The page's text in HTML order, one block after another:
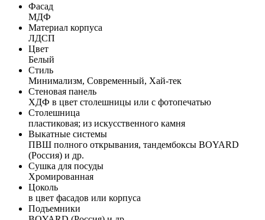
Фасад
МДФ
Материал корпуса
ЛДСП
Цвет
Белый
Стиль
Минимализм, Современный, Хай-тек
Стеновая панель
ХДФ в цвет столешницы или с фотопечатью
Столешница
пластиковая; из искусственного камня
Выкатные системы
ПВШ полного открывания, тандембоксы BOYARD
(Россия) и др.
Сушка для посуды
Хромированная
Цоколь
в цвет фасадов или корпуса
Подъемники